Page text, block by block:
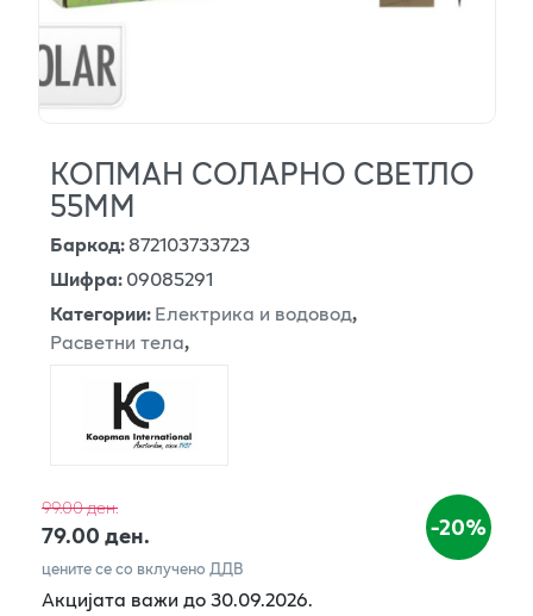
КОПМАН СОЛАРНО СВЕТЛО
55ММ
Баркод:872103733723
Шифра:09085291
Категории:Електрика и водовод,
Расветни тела,
99.00 ден.
79.00 ден. -20%
цените се со вклучено ДДВ
Акцијата важи до 30.09.2026.